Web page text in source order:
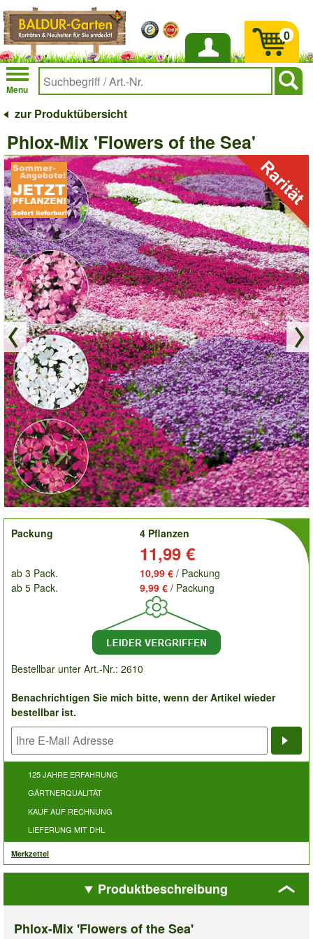
Anmelden
Menu
0
zur Produktübersicht
Phlox-Mix 'Flowers of the Sea'
order
Packung
4 Pflanzen
11,99 €
ab 3 Pack. 10,99 € / Packung
ab 5 Pack.
9,99 € / Packung
Bestellbar unter Art.-Nr.: 2610
Benachrichtigen Sie mich bitte, wenn der Artikel wieder
bestellbar ist.
125 JAHRE ERFAHRUNG
GÄRTNERQUALITÄT
KAUF AUF RECHNUNG
LIEFERUNG MIT DHL
Merkzettel
Produktbeschreibung
Phlox-Mix 'Flowers of the Sea'